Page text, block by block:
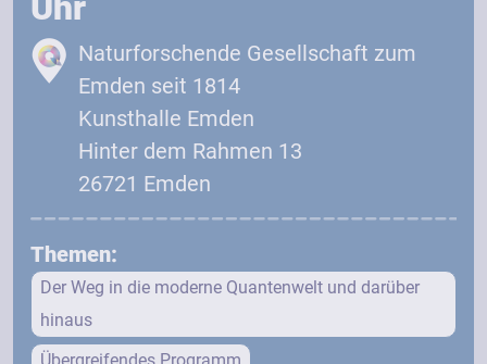
Naturforschende Gesellschaft zum
Emden seit 1814
Kunsthalle Emden
Hinter dem Rahmen 13
26721 Emden
Themen:
Der Weg in die moderne Quantenwelt und darüber
hinaus